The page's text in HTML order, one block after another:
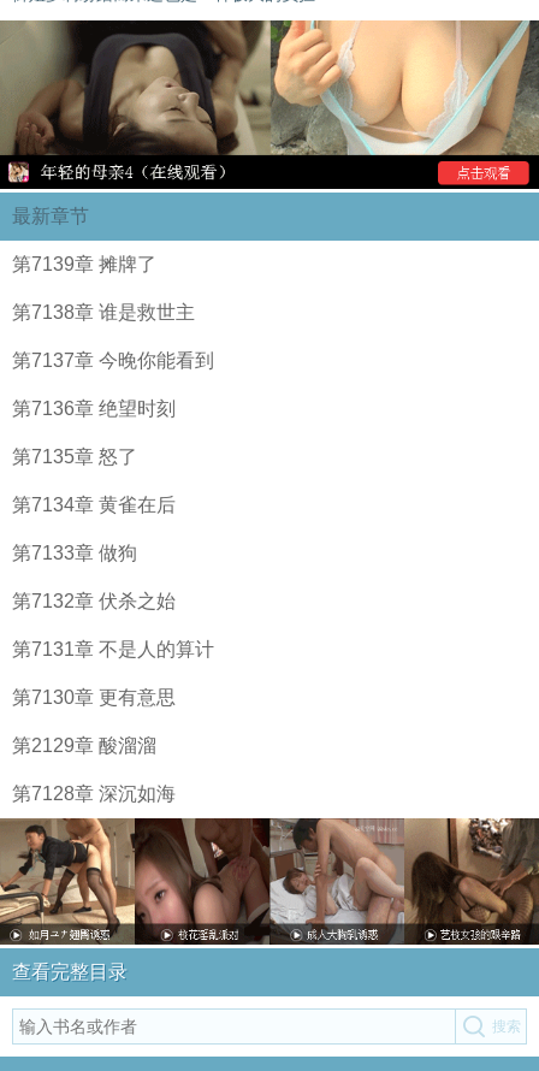
最新章节
第7139章 摊牌了
第7138章 谁是救世主
第7137章 今晚你能看到
第7136章 绝望时刻
第7135章 怒了
第7134章 黄雀在后
第7133章 做狗
第7132章 伏杀之始
第7131章 不是人的算计
第7130章 更有意思
第2129章 酸溜溜
第7128章 深沉如海
查看完整目录